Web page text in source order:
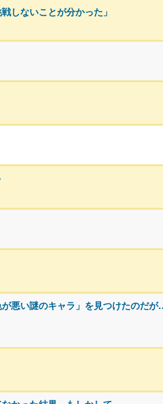
しないことが分かった」
悪い謎のキャラ」を見つけたのだ